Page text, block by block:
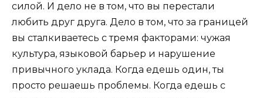
силой. И дело не в том, что вы перестали
любить друг друга. Дело в том, что за границей
вы сталкиваетесь с тремя факторами: чужая
культура, языковой барьер и нарушение
привычного уклада. Когда едешь один, ты
просто решаешь проблемы. Когда едешь с